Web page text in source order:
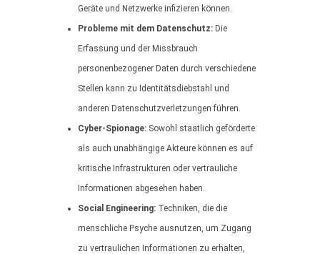
Geräte und Netzwerke infizieren können.
Probleme mit dem Datenschutz: Die
Erfassung und der Missbrauch
personenbezogener Daten durch verschiedene
Stellen kann zu Identitätsdiebstahl und
anderen Datenschutzverletzungen führen.
Cyber-Spionage: Sowohl staatlich geförderte
als auch unabhängige Akteure können es auf
kritische Infrastrukturen oder vertrauliche
Informationen abgesehen haben.
Social Engineering: Techniken, die die
menschliche Psyche ausnutzen, um Zugang
zu vertraulichen Informationen zu erhalten,